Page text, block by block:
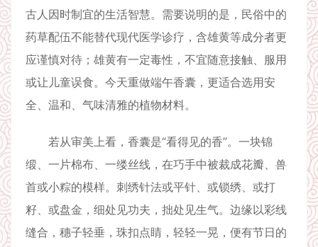
古人因时制宜的生活智慧。需要说明的是，民俗中的
药草配伍不能替代现代医学诊疗，含雄黄等成分者更
应谨慎对待；雄黄有一定毒性，不宜随意接触、服用
或让儿童误食。今天重做端午香囊，更适合选用安
全、温和、气味清雅的植物材料。
若从审美上看，香囊是“看得见的香”。一块锦
缎、一片棉布、一缕丝线，在巧手中被裁成花瓣、兽
首或小粽的模样。刺绣针法或平针、或锁绣、或打
籽、或盘金，细处见功夫，拙处见生气。边缘以彩线
缝合，穗子轻垂，珠扣点睛，轻轻一晃，便有节日的